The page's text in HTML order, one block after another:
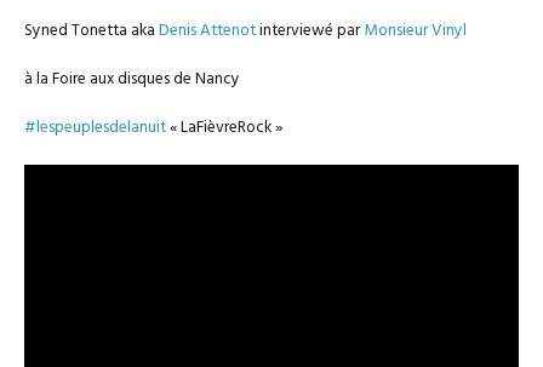
Syned Tonetta akaDenis Attenotinterviewé parMonsieur Vinyl
à la Foire aux disques de Nancy
#lespeuplesdelanuit« LaFièvreRock »